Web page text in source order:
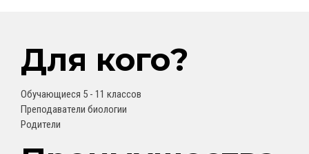
Для кого?
Обучающиеся 5 - 11 классов
Преподаватели биологии
Родители